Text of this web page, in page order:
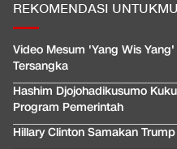
REKOMENDASI UNTUKMU
Video Mesum 'Yang Wis
Tersangka
Hashim Djojohadikusumo
Program Pemerintah
Hillary Clinton Samakan